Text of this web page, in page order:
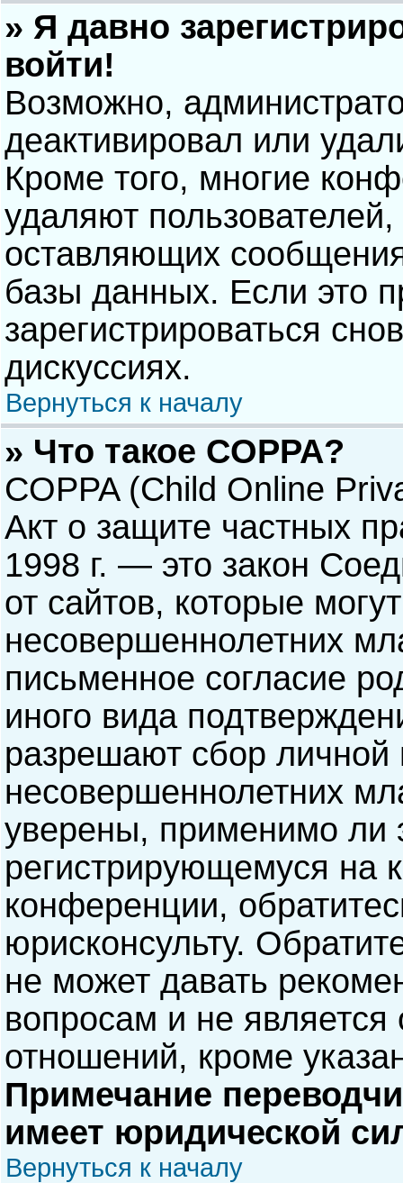
» Я давно
войти!
Возможно,
деактивировал или
Кроме того, многие
удаляют
оставляющих
базы данных. Если это
зарегистрироваться
дискуссиях.
Вернуться к началу
» Что такое COPPA?
COPPA (Child Online
Акт о защите частных
1998 г. — это закон
от сайтов, которые
несовершеннолетних
письменное согласие
иного вида
разрешают сбор
несовершеннолетних
уверены, применимо ли
регистрирующемуся на
конференции,
юрисконсульту.
не может давать
вопросам и не
отношений, кроме
Примечание
имеет юридической
Вернуться к началу